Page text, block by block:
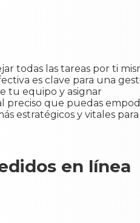
todas las tareas por ti
es clave para una
tu equipo y asignar
preciso que puedas
estratégicos y vitales para
en línea